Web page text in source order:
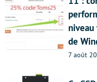
de
7 août